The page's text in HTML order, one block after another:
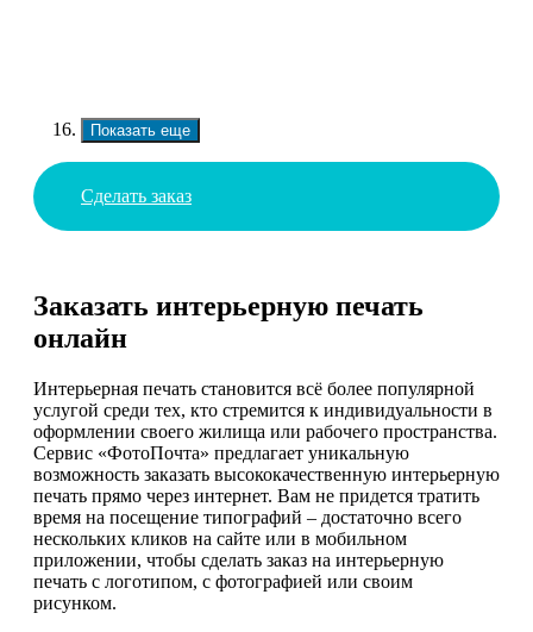
Показать еще
Сделать заказ
Заказать интерьерную печать
онлайн
Интерьерная печать становится всё более популярной
услугой среди тех, кто стремится к индивидуальности в
оформлении своего жилища или рабочего пространства.
Сервис «ФотоПочта» предлагает уникальную
возможность заказать высококачественную интерьерную
печать прямо через интернет. Вам не придется тратить
время на посещение типографий – достаточно всего
нескольких кликов на сайте или в мобильном
приложении, чтобы сделать заказ на интерьерную
печать с логотипом, с фотографией или своим
рисунком.